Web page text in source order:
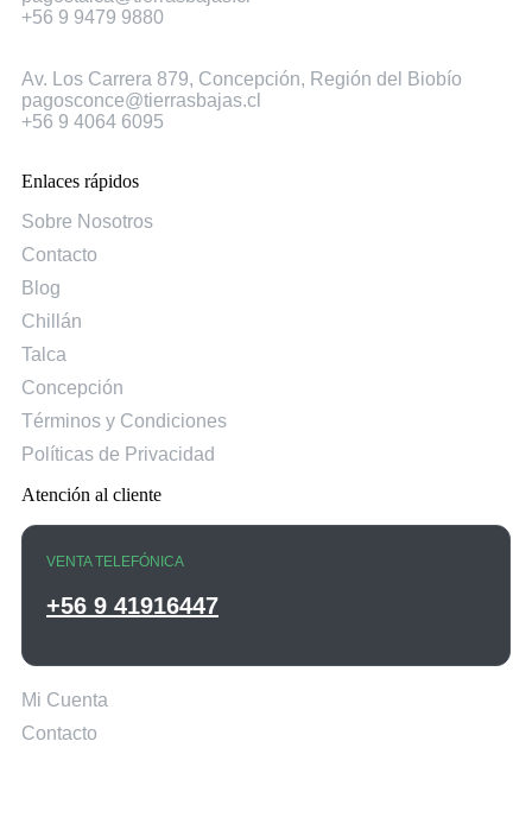
+56 9 9479 9880
Av. Los Carrera 879, Concepción, Región del Biobío
pagosconce@tierrasbajas.cl
+56 9 4064 6095
Enlaces rápidos
Sobre Nosotros
Contacto
Blog
Chillán
Talca
Concepción
Términos y Condiciones
Políticas de Privacidad
Atención al cliente
VENTA TELEFÓNICA
+56 9 41916447
Mi Cuenta
Contacto